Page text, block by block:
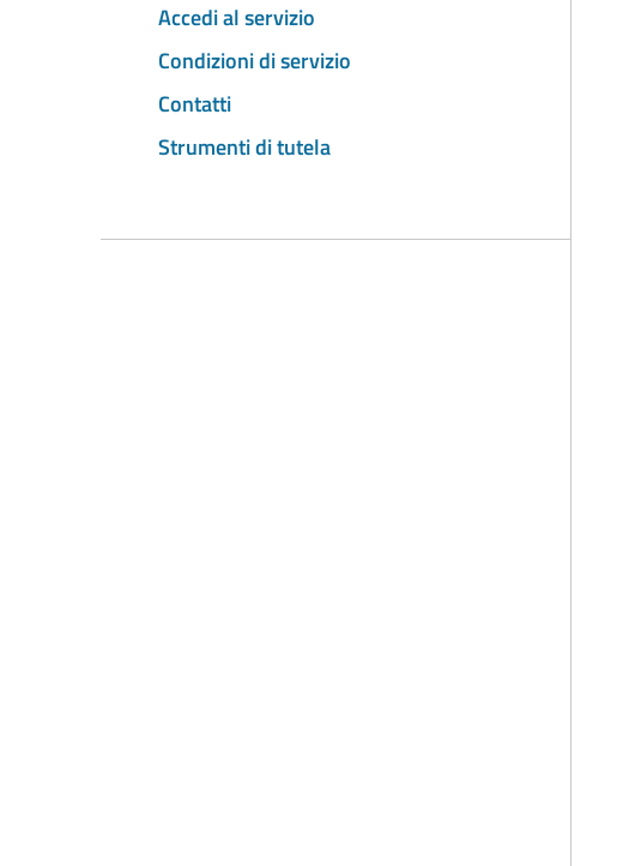
Accedi al servizio
Condizioni di servizio
Contatti
Strumenti di tutela